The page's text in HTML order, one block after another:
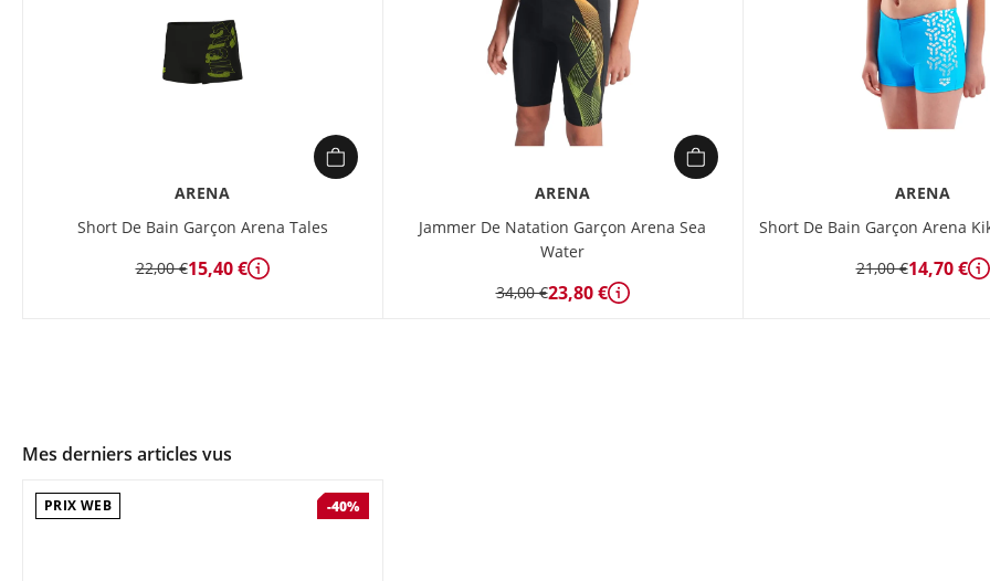
ARENA
Short De Bain Garçon Arena Tales
22,00 €15,40 € Détails
ARENA
Jammer De Natation Garçon Arena Sea
Water
34,00 €23,80 € Détails
ARENA
Short De Bain Garçon Arena
21,00 €14,70 €
Mes derniers articles vus
PRIX WEB -40%